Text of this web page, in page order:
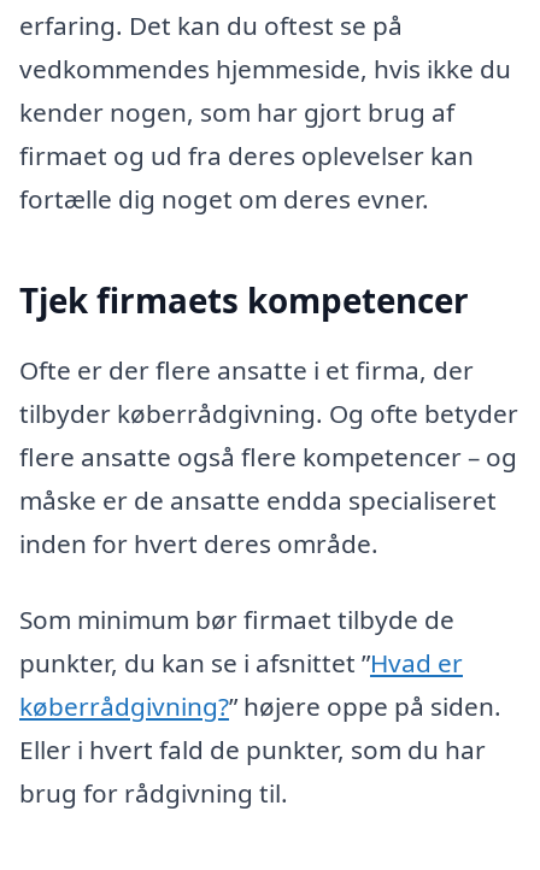
erfaring. Det kan du oftest se på
vedkommendes hjemmeside, hvis ikke du
kender nogen, som har gjort brug af
firmaet og ud fra deres oplevelser kan
fortælle dig noget om deres evner.
Tjek firmaets kompetencer
Ofte er der flere ansatte i et firma, der
tilbyder køberrådgivning. Og ofte betyder
flere ansatte også flere kompetencer – og
måske er de ansatte endda specialiseret
inden for hvert deres område.
Som minimum bør firmaet tilbyde de
punkter, du kan se i afsnittet ”Hvad er
køberrådgivning?” højere oppe på siden.
Eller i hvert fald de punkter, som du har
brug for rådgivning til.